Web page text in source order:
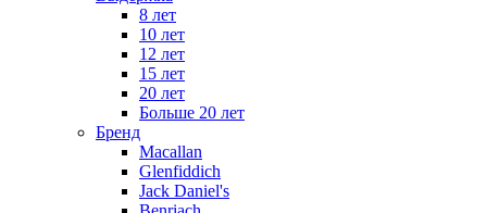
8 лет
10 лет
12 лет
15 лет
20 лет
Больше 20 лет
Бренд
Macallan
Glenfiddich
Jack Daniel's